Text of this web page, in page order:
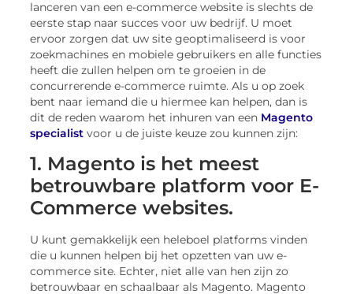
lanceren van een e-commerce website is slechts de
eerste stap naar succes voor uw bedrijf. U moet
ervoor zorgen dat uw site geoptimaliseerd is voor
zoekmachines en mobiele gebruikers en alle functies
heeft die zullen helpen om te groeien in de
concurrerende e-commerce ruimte. Als u op zoek
bent naar iemand die u hiermee kan helpen, dan is
dit de reden waarom het inhuren van een Magento
specialist voor u de juiste keuze zou kunnen zijn:
1. Magento is het meest
betrouwbare platform voor E-
Commerce websites.
U kunt gemakkelijk een heleboel platforms vinden
die u kunnen helpen bij het opzetten van uw e-
commerce site. Echter, niet alle van hen zijn zo
betrouwbaar en schaalbaar als Magento. Magento